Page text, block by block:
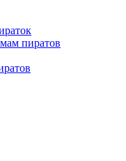
пиратов